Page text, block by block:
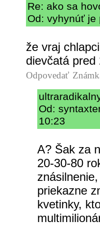
Re: ako sa
Od: vyhynúť je
že vraj
dievčatá
Odpovedať
Od:
10:23
A? Šak za
20-30-80
priekazne
kvetinky,